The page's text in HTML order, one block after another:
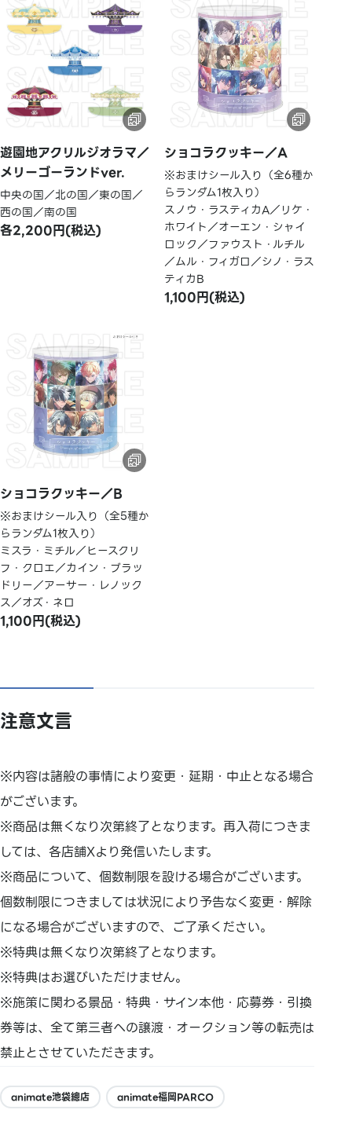
遊園地アクリルジオラマ／
メリーゴーランドver.
中央の国／北の国／東の国／
西の国／南の国
各2,200円(税込)
ショコラクッキー／A
※おまけシール入り（全6種か
らランダム1枚入り）
スノウ・ラスティカA／リケ・
ホワイト／オーエン・シャイ
ロック／ファウスト・ルチル
／ムル・フィガロ／シノ・ラス
ティカB
1,100円(税込)
ショコラクッキー／B
※おまけシール入り（全5種か
らランダム1枚入り）
ミスラ・ミチル／ヒースクリ
フ・クロエ／カイン・ブラッ
ドリー／アーサー・レノック
ス／オズ・ネロ
1,100円(税込)
注意文言
※内容は諸般の事情により変更・延期・中止となる場合
がございます。
※商品は無くなり次第終了となります。再入荷につきま
しては、各店舗Xより発信いたします。
※商品について、個数制限を設ける場合がございます。
個数制限につきましては状況により予告なく変更・解除
になる場合がございますので、ご了承ください。
※特典は無くなり次第終了となります。
※特典はお選びいただけません。
※施策に関わる景品・特典・サイン本他・応募券・引換
券等は、全て第三者への譲渡・オークション等の転売は
禁止とさせていただきます。
animate池袋總店 animate福岡PARCO